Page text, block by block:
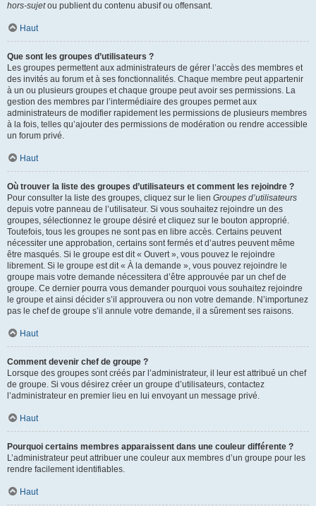
hors-sujetou publient du contenu abusif ou offensant.
Haut
Que sont les groupes d’utilisateurs ?
Les groupes permettent aux administrateurs de gérer l’accès des membres et
des invités au forum et à ses fonctionnalités. Chaque membre peut appartenir
à un ou plusieurs groupes et chaque groupe peut avoir ses permissions. La
gestion des membres par l’intermédiaire des groupes permet aux
administrateurs de modifier rapidement les permissions de plusieurs membres
à la fois, telles qu’ajouter des permissions de modération ou rendre accessible
un forum privé.
Haut
Où trouver la liste des groupes d’utilisateurs et comment les rejoindre ?
Pour consulter la liste des groupes, cliquez sur le lien Groupes d’utilisateurs
depuis votre panneau de l’utilisateur. Si vous souhaitez rejoindre un des
groupes, sélectionnez le groupe désiré et cliquez sur le bouton approprié.
Toutefois, tous les groupes ne sont pas en libre accès. Certains peuvent
nécessiter une approbation, certains sont fermés et d’autres peuvent même
être masqués. Si le groupe est dit « Ouvert », vous pouvez le rejoindre
librement. Si le groupe est dit « À la demande », vous pouvez rejoindre le
groupe mais votre demande nécessitera d’être approuvée par un chef de
groupe. Ce dernier pourra vous demander pourquoi vous souhaitez rejoindre
le groupe et ainsi décider s’il approuvera ou non votre demande. N’importunez
pas le chef de groupe s’il annule votre demande, il a sûrement ses raisons.
Haut
Comment devenir chef de groupe ?
Lorsque des groupes sont créés par l’administrateur, il leur est attribué un chef
de groupe. Si vous désirez créer un groupe d’utilisateurs, contactez
l’administrateur en premier lieu en lui envoyant un message privé.
Haut
Pourquoi certains membres apparaissent dans une couleur différente ?
L’administrateur peut attribuer une couleur aux membres d’un groupe pour les
rendre facilement identifiables.
Haut